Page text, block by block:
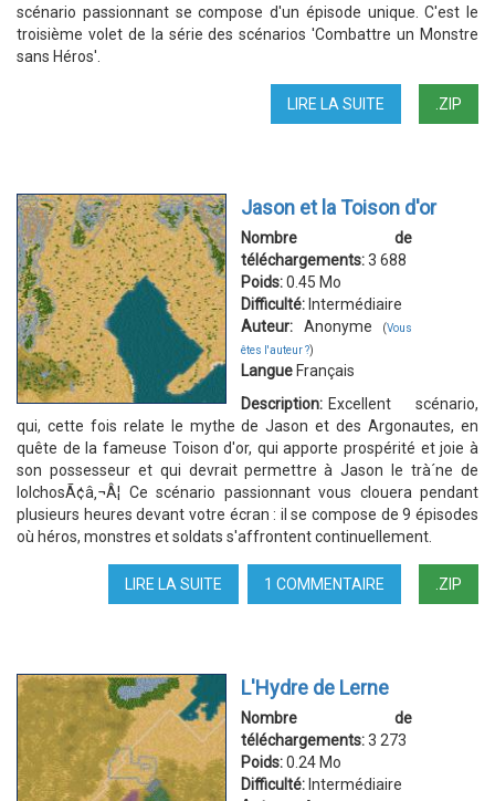
scénario passionnant se compose d'un épisode unique. C'est le
troisième volet de la série des scénarios 'Combattre un Monstre
sans Héros'.
.ZIP
LIRE LA SUITE
MEDUSE
Jason et la Toison d'or
Nombre de
téléchargements:3 688
Poids:0.45 Mo
Difficulté: Intermédiaire
Auteur: Anonyme (Vous
êtes l'auteur ?)
Langue Français
Description: Excellent scénario,
qui, cette fois relate le mythe de Jason et des Argonautes, en
quête de la fameuse Toison d'or, qui apporte prospérité et joie à
son possesseur et qui devrait permettre à Jason le trà´ne de
IolchosÃ¢â‚¬Â¦ Ce scénario passionnant vous clouera pendant
plusieurs heures devant votre écran : il se compose de 9 épisodes
où héros, monstres et soldats s'affrontent continuellement.
.ZIP
LIRE LA SUITE
JASON
TOISON
D'OR
1 COMMENTAIRE
L'Hydre de Lerne
Nombre de
téléchargements:3 273
Poids:0.24 Mo
Difficulté: Intermédiaire